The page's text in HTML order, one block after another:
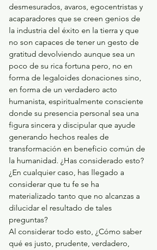
desmesurados, avaros, egocentristas y
acaparadores que se creen genios de
la industria del éxito en la tierra y que
no son capaces de tener un gesto de
gratitud devolviendo aunque sea un
poco de su rica fortuna pero, no en
forma de legaloides donaciones sino,
en forma de un verdadero acto
humanista, espiritualmente consciente
donde su presencia personal sea una
figura sincera y discipular que ayude
generando hechos reales de
transformación en beneficio común de
la humanidad. ¿Has considerado esto?
¿En cualquier caso, has llegado a
considerar que tu fe se ha
materializado tanto que no alcanzas a
dilucidar el resultado de tales
preguntas?
Al considerar todo esto, ¿Cómo saber
qué es justo, prudente, verdadero,